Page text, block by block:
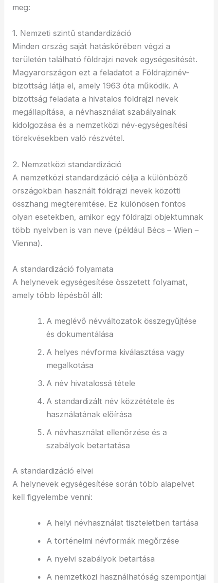
meg:
1. Nemzeti szintű standardizáció
Minden ország saját hatáskörében végzi a
területén található földrajzi nevek egységesítését.
Magyarországon ezt a feladatot a Földrajzinév-
bizottság látja el, amely 1963 óta működik. A
bizottság feladata a hivatalos földrajzi nevek
megállapítása, a névhasználat szabályainak
kidolgozása és a nemzetközi név-egységesítési
törekvésekben való részvétel.
2. Nemzetközi standardizáció
A nemzetközi standardizáció célja a különböző
országokban használt földrajzi nevek közötti
összhang megteremtése. Ez különösen fontos
olyan esetekben, amikor egy földrajzi objektumnak
több nyelvben is van neve (például Bécs – Wien –
Vienna).
A standardizáció folyamata
A helynevek egységesítése összetett folyamat,
amely több lépésből áll:
A meglévő névváltozatok összegyűjtése
és dokumentálása
A helyes névforma kiválasztása vagy
megalkotása
A név hivatalossá tétele
A standardizált név közzététele és
használatának előírása
A névhasználat ellenőrzése és a
szabályok betartatása
A standardizáció elvei
A helynevek egységesítése során több alapelvet
kell figyelembe venni:
A helyi névhasználat tiszteletben tartása
A történelmi névformák megőrzése
A nyelvi szabályok betartása
A nemzetközi használhatóság szempontjai